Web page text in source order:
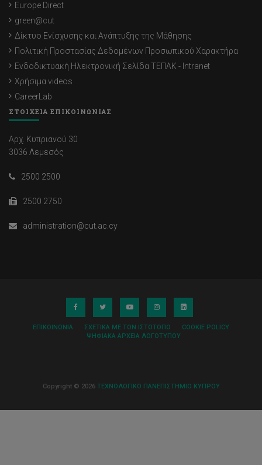
Europe Direct
green@cut
Δίκτυο Ενίσχυσης και Ανάπτυξης της Μάθησης
Πολιτική Προστασίας Δεδομένων Προσωπικού Χαρακτήρα
Ενδοδικτυακή Ηλεκτρονική Σελίδα ΤΕΠΑΚ - Intranet
Χρήσιμα videos
CareerLab
ΣΤΟΙΧΕΙΑ ΕΠΙΚΟΙΝΩΝΙΑΣ
Αρχ. Κυπριανού 30
3036 Λεμεσός
2500 2500
2500 2750
administration@cut.ac.cy
ΕΠΙΚΟΙΝΩΝΊΑ ΣΧΕΤΙΚΆ ΜΕ ΤΟΝ ΙΣΤΌΤΟΠΟ
COOKIE POLICY
ΨΗΦΙΑΚΆ ΑΡΧΕΊΑ ΛΟΓΌΤΥΠΟΥ
Copyright © 2026 ΤΕΧΝΟΛΟΓΙΚΟ ΠΑΝΕΠΙΣΤΗΜΙΟ ΚΥΠΡΟΥ